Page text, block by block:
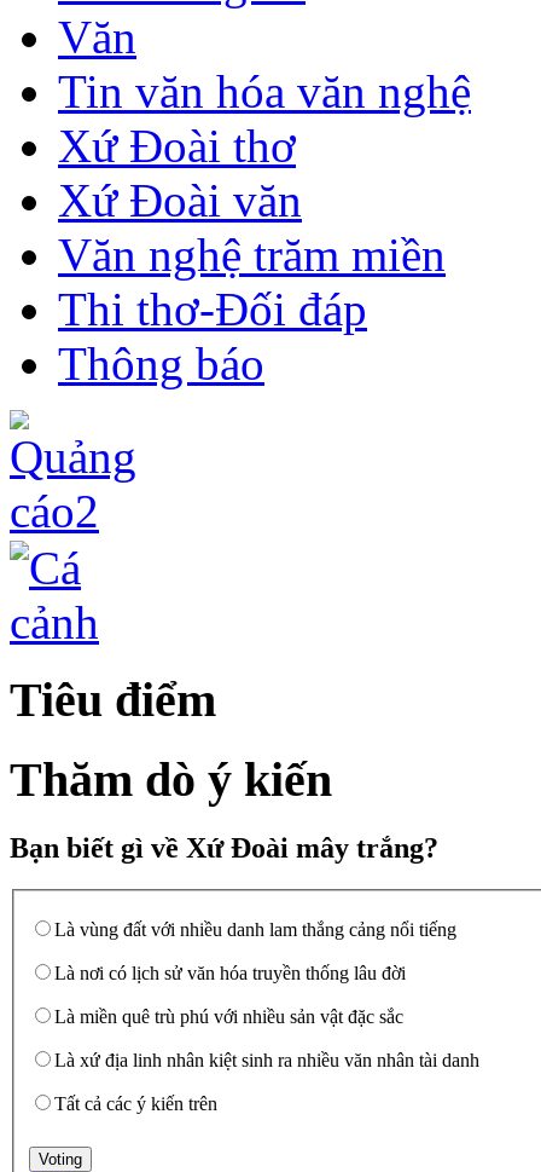
Văn
Tin văn hóa văn nghệ
Xứ Đoài thơ
Xứ Đoài văn
Văn nghệ trăm miền
Thi thơ-Đối đáp
Thông báo
Tiêu điểm
Thăm dò ý kiến
Bạn biết gì về Xứ Đoài mây trắng?
Là vùng đất với nhiều danh lam thắng cảng nổi tiếng
Là nơi có lịch sử văn hóa truyền thống lâu đời
Là miền quê trù phú với nhiều sản vật đặc sắc
Là xứ địa linh nhân kiệt sinh ra nhiều văn nhân tài danh
Tất cả các ý kiến trên